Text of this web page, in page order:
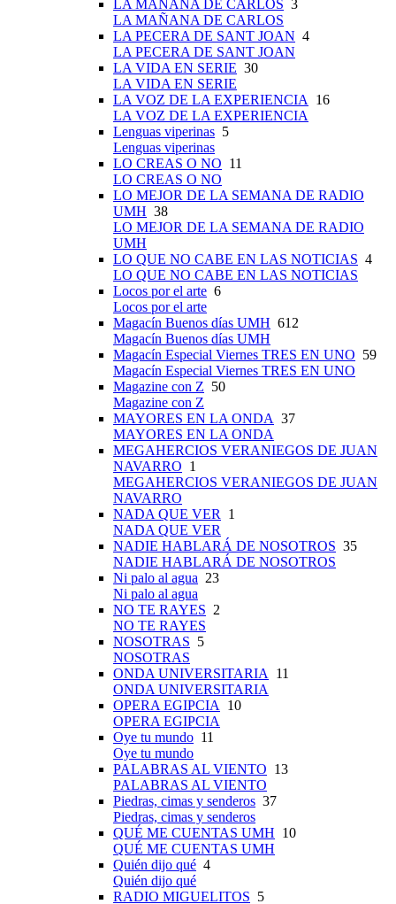
LA MAÑANA DE CARLOS 3
LA MAÑANA DE CARLOS
LA PECERA DE SANT JOAN 4
LA PECERA DE SANT JOAN
LA VIDA EN SERIE 30
LA VIDA EN SERIE
LA VOZ DE LA EXPERIENCIA 16
LA VOZ DE LA EXPERIENCIA
Lenguas viperinas 5
Lenguas viperinas
LO CREAS O NO 11
LO CREAS O NO
LO MEJOR DE LA SEMANA DE RADIO
UMH 38
LO MEJOR DE LA SEMANA DE RADIO
UMH
LO QUE NO CABE EN LAS NOTICIAS 4
LO QUE NO CABE EN LAS NOTICIAS
Locos por el arte 6
Locos por el arte
Magacín Buenos días UMH 612
Magacín Buenos días UMH
Magacín Especial Viernes TRES EN UNO 59
Magacín Especial Viernes TRES EN UNO
Magazine con Z 50
Magazine con Z
MAYORES EN LA ONDA 37
MAYORES EN LA ONDA
MEGAHERCIOS VERANIEGOS DE JUAN
NAVARRO 1
MEGAHERCIOS VERANIEGOS DE JUAN
NAVARRO
NADA QUE VER 1
NADA QUE VER
NADIE HABLARÁ DE NOSOTROS 35
NADIE HABLARÁ DE NOSOTROS
Ni palo al agua 23
Ni palo al agua
NO TE RAYES 2
NO TE RAYES
NOSOTRAS 5
NOSOTRAS
ONDA UNIVERSITARIA 11
ONDA UNIVERSITARIA
OPERA EGIPCIA 10
OPERA EGIPCIA
Oye tu mundo 11
Oye tu mundo
PALABRAS AL VIENTO 13
PALABRAS AL VIENTO
Piedras, cimas y senderos 37
Piedras, cimas y senderos
QUÉ ME CUENTAS UMH 10
QUÉ ME CUENTAS UMH
Quién dijo qué 4
Quién dijo qué
RADIO MIGUELITOS 5